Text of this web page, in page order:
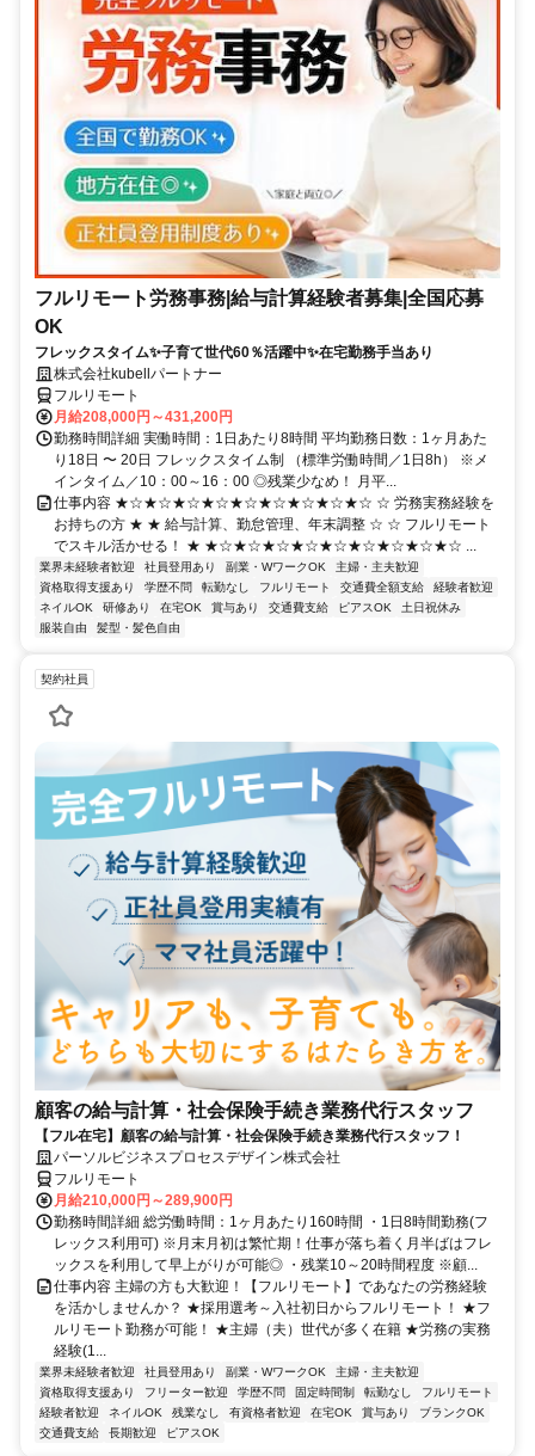
フルリモート労務事務|給与計算経験者募集|全国応募
OK
フレックスタイム✨子育て世代60％活躍中✨在宅勤務手当あり
株式会社kubellパートナー
フルリモート
月給208,000円～431,200円
勤務時間詳細 実働時間：1日あたり8時間 平均勤務日数：1ヶ月あた
り18日 〜 20日 フレックスタイム制 （標準労働時間／1日8h） ※メ
インタイム／10：00～16：00 ◎残業少なめ！ 月平...
仕事内容 ★☆★☆★☆★☆★☆★☆★☆★☆★☆ ☆ 労務実務経験を
お持ちの方 ★ ★ 給与計算、勤怠管理、年末調整 ☆ ☆ フルリモート
でスキル活かせる！ ★ ★☆★☆★☆★☆★☆★☆★☆★☆★☆ ...
業界未経験者歓迎 社員登用あり 副業・WワークOK
主婦・主夫歓迎
資格取得支援あり
学歴不問 転勤なし フルリモート 交通費全額支給
経験者歓迎
ネイルOK
研修あり 在宅OK 賞与あり 交通費支給 ピアスOK
土日祝休み
服装自由
髪型・髪色自由
契約社員
顧客の給与計算・社会保険手続き業務代行スタッフ
【フル在宅】顧客の給与計算・社会保険手続き業務代行スタッフ！
パーソルビジネスプロセスデザイン株式会社
フルリモート
月給210,000円～289,900円
勤務時間詳細 総労働時間：1ヶ月あたり160時間 ・1日8時間勤務(フ
レックス利用可) ※月末月初は繁忙期！仕事が落ち着く月半ばはフレ
ックスを利用して早上がりが可能◎ ・残業10～20時間程度 ※顧...
仕事内容 主婦の方も大歓迎！【フルリモート】であなたの労務経験
を活かしませんか？ ★採用選考～入社初日からフルリモート！ ★フ
ルリモート勤務が可能！ ★主婦（夫）世代が多く在籍 ★労務の実務
経験(1...
業界未経験者歓迎 社員登用あり 副業・WワークOK
主婦・主夫歓迎
資格取得支援あり
フリーター歓迎 学歴不問 固定時間制 転勤なし
フルリモート
経験者歓迎
ネイルOK 残業なし 有資格者歓迎 在宅OK 賞与あり
ブランクOK
交通費支給
長期歓迎 ピアスOK